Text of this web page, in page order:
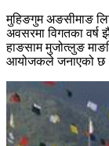
मुहिङगुम अङसीमाङ
अवसरमा विगतका वर्ष
हाङसाम मुजोत्लुङ
आयोजकले जनाएको छ